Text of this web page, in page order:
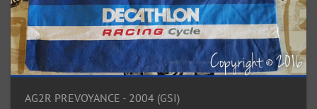
AG2R PREVOYANCE - 2004 (GSI)